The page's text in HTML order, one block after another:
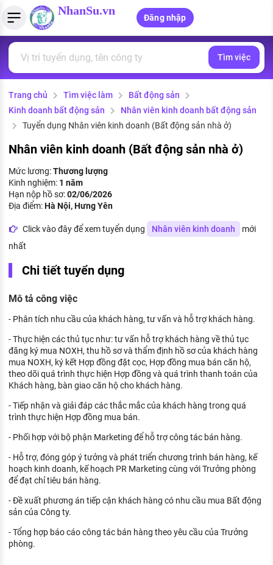
NhanSu.vn
Đăng nhập
Tìm việc làm
Việc làm ngành luật
Việc làm lương cao
Việc làm tốt nhất
CÔNG TY
Danh sách nhà tuyển dụng
Nhà tuyển dụng hàng đầu
Quản lý CV
Tải CV lên
Tạo CV trực tuyến
Mẫu CV đơn giản
Tính lương Gross - Net
Tính thuế thu nhập cá nhân
Tính trợ cấp thất nghiệp
PHÁP LUẬT VIỆT NAM
Văn bản pháp luật
Chính sách mới
PHÁP LUẬT LAO ĐỘNG
Lao động và tiền lương
Bảo hiểm và phúc lợi
Thuế thu nhập
Hồ sơ biểu mẫu
Tử vi nghề nghiệp
HƯỚNG NGHIỆP VIỆC LÀM
Đặc trưng từng nghề
XÂY DỰNG VÀ PHÁT TRIỂN ĐỘI NGŨ
NHÂN SỰ
TUYỂN DỤNG VIỆC LÀM
Tìm việc
Trang chủ Tìm việc làm
Bất động sản
Kinh doanh bất động sản
Nhân viên kinh doanh bất động sản
Tuyển dụng Nhân viên kinh doanh (Bất động sản nhà ở)
Nhân viên kinh doanh (Bất động sản nhà ở)
Mức lương:Thương lượng
Kinh nghiệm: 1 năm
Hạn nộp hồ sơ:02/06/2026
Địa điểm:Hà Nội, Hưng Yên
Click vào đây để xem tuyển dụng Nhân viên kinh doanh
mới
nhất
Chi tiết tuyển dụng
Mô tả công việc
- Phân tích nhu cầu của khách hàng, tư vấn và hỗ trợ khách hàng.
- Thực hiện các thủ tục như: tư vấn hỗ trợ khách hàng về thủ tục
đăng ký mua NOXH, thu hồ sơ và thẩm định hồ sơ của khách hàng
mua NOXH, ký kết Hợp đồng đặt cọc, Hợp đồng mua bán căn hộ,
theo dõi quá trình thực hiện Hợp đồng và quá trình thanh toán của
Khách hàng, bàn giao căn hộ cho khách hàng.
- Tiếp nhận và giải đáp các thắc mắc của khách hàng trong quá
trình thực hiện Hợp đồng mua bán.
- Phối hợp với bộ phận Marketing để hỗ trợ công tác bán hàng.
- Hỗ trợ, đóng góp ý tưởng và phát triển chương trình bán hàng, kế
hoạch kinh doanh, kế hoạch PR Marketing cùng với Trưởng phòng
để đạt chỉ tiêu bán hàng.
- Đề xuất phương án tiếp cận khách hàng có nhu cầu mua Bất động
sản của Công ty.
- Tổng hợp báo cáo công tác bán hàng theo yêu cầu của Trưởng
phòng.